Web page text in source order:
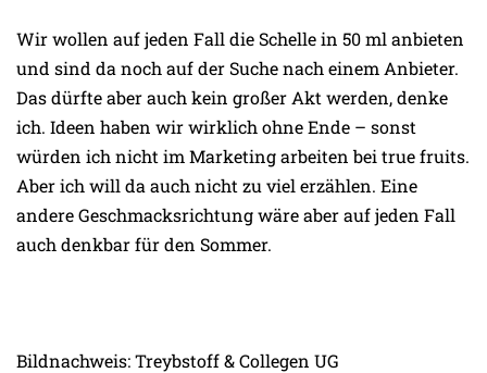
Wir wollen auf jeden Fall die Schelle in 50 ml anbieten
und sind da noch auf der Suche nach einem Anbieter.
Das dürfte aber auch kein großer Akt werden, denke
ich. Ideen haben wir wirklich ohne Ende – sonst
würden ich nicht im Marketing arbeiten bei true fruits.
Aber ich will da auch nicht zu viel erzählen. Eine
andere Geschmacksrichtung wäre aber auf jeden Fall
auch denkbar für den Sommer.
Bildnachweis: Treybstoff & Collegen UG